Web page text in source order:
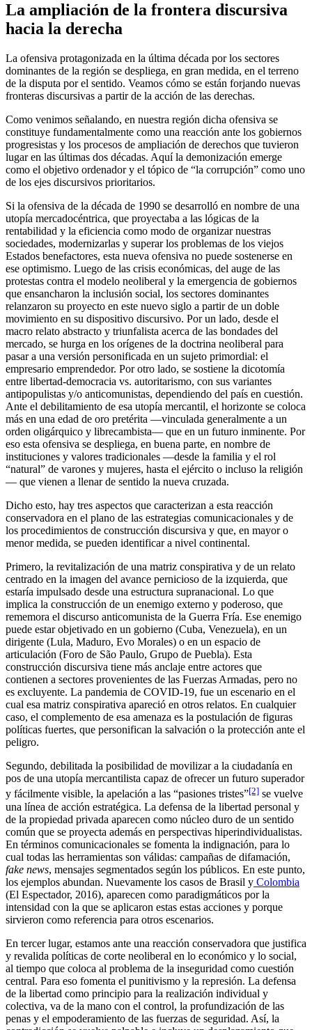
La ampliación de la frontera discursiva
hacia la derecha
La ofensiva protagonizada en la última década por los sectores
dominantes de la región se despliega, en gran medida, en el terreno
de la disputa por el sentido. Veamos cómo se están forjando nuevas
fronteras discursivas a partir de la acción de las derechas.
Como venimos señalando, en nuestra región dicha ofensiva se
constituye fundamentalmente como una reacción ante los gobiernos
progresistas y los procesos de ampliación de derechos que tuvieron
lugar en las últimas dos décadas. Aquí la demonización emerge
como el objetivo ordenador y el tópico de “la corrupción” como uno
de los ejes discursivos prioritarios.
Si la ofensiva de la década de 1990 se desarrolló en nombre de una
utopía mercadocéntrica, que proyectaba a las lógicas de la
rentabilidad y la eficiencia como modo de organizar nuestras
sociedades, modernizarlas y superar los problemas de los viejos
Estados benefactores, esta nueva ofensiva no puede sostenerse en
ese optimismo. Luego de las crisis económicas, del auge de las
protestas contra el modelo neoliberal y la emergencia de gobiernos
que ensancharon la inclusión social, los sectores dominantes
relanzaron su proyecto en este nuevo siglo a partir de un doble
movimiento en su dispositivo discursivo. Por un lado, desde el
macro relato abstracto y triunfalista acerca de las bondades del
mercado, se hurga en los orígenes de la doctrina neoliberal para
pasar a una versión personificada en un sujeto primordial: el
empresario emprendedor. Por otro lado, se sostiene la dicotomía
entre libertad-democracia vs. autoritarismo, con sus variantes
antipopulistas y/o anticomunistas, dependiendo del país en cuestión.
Ante el debilitamiento de esa utopía mercantil, el horizonte se coloca
más en una edad de oro pretérita —vinculada generalmente a un
orden oligárquico y librecambista— que en un futuro inminente. Por
eso esta ofensiva se despliega, en buena parte, en nombre de
instituciones y valores tradicionales —desde la familia y el rol
“natural” de varones y mujeres, hasta el ejército o incluso la religión
— que vienen a llenar de sentido la nueva cruzada.
Dicho esto, hay tres aspectos que caracterizan a esta reacción
conservadora en el plano de las estrategias comunicacionales y de
los procedimientos de construcción discursiva y que, en mayor o
menor medida, se pueden identificar a nivel continental.
Primero, la revitalización de una matriz conspirativa y de un relato
centrado en la imagen del avance pernicioso de la izquierda, que
estaría impulsado desde una estructura supranacional. Lo que
implica la construcción de un enemigo externo y poderoso, que
rememora el discurso anticomunista de la Guerra Fría. Ese enemigo
puede estar objetivado en un gobierno (Cuba, Venezuela), en un
dirigente (Lula, Maduro, Evo Morales) o en un espacio de
articulación (Foro de São Paulo, Grupo de Puebla). Esta
construcción discursiva tiene más anclaje entre actores que
contienen a sectores provenientes de las Fuerzas Armadas, pero no
es excluyente. La pandemia de COVID-19, fue un escenario en el
cual esa matriz conspirativa apareció en otros relatos. En cualquier
caso, el complemento de esa amenaza es la postulación de figuras
políticas fuertes, que personifican la salvación o la protección ante el
peligro.
Segundo, debilitada la posibilidad de movilizar a la ciudadanía en
pos de una utopía mercantilista capaz de ofrecer un futuro superador
y fácilmente visible, la apelación a las “pasiones tristes”[2] se vuelve
una línea de acción estratégica. La defensa de la libertad personal y
de la propiedad privada aparecen como núcleo duro de un sentido
común que se proyecta además en perspectivas hiperindividualistas.
En términos comunicacionales se fomenta la indignación, para lo
cual todas las herramientas son válidas: campañas de difamación,
fake news, mensajes segmentados según los públicos. En este punto,
los ejemplos abundan. Nuevamente los casos de Brasil y Colombia
(El Espectador, 2016), aparecen como paradigmáticos por la
intensidad con la que se aplicaron estas estas acciones y porque
sirvieron como referencia para otros escenarios.
En tercer lugar, estamos ante una reacción conservadora que justifica
y revalida políticas de corte neoliberal en lo económico y lo social,
al tiempo que coloca al problema de la inseguridad como cuestión
central. Para eso fomenta el punitivismo y la represión. La defensa
de la libertad como principio para la realización individual y
colectiva, va de la mano con el control, la profundización de las
penas y el empoderamiento de las fuerzas de seguridad. Así, la